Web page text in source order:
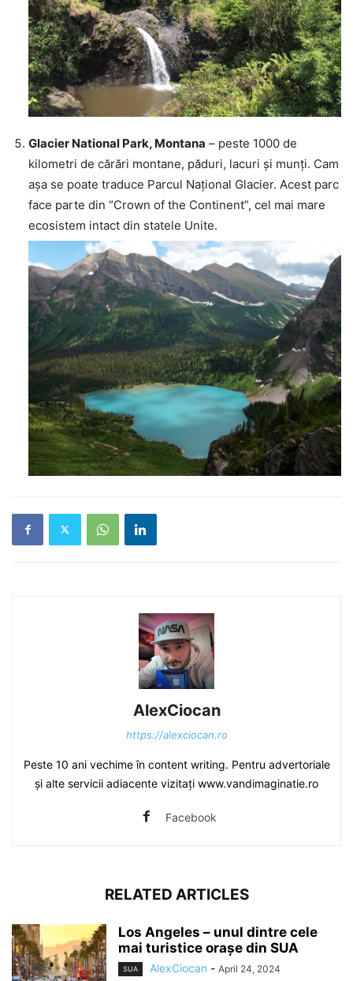
Glacier National Park, Montana – peste 1000 de
kilometri de cărări montane, păduri, lacuri și munți. Cam
așa se poate traduce Parcul Național Glacier. Acest parc
face parte din “Crown of the Continent”, cel mai mare
ecosistem intact din statele Unite.
AlexCiocan
https://alexciocan.ro
Peste 10 ani vechime în content writing. Pentru advertoriale
și alte servicii adiacente vizitați www.vandimaginatie.ro
Facebook
RELATED ARTICLES
Los Angeles – unul dintre cele
mai turistice orașe din SUA
SUA AlexCiocan - April 24, 2024